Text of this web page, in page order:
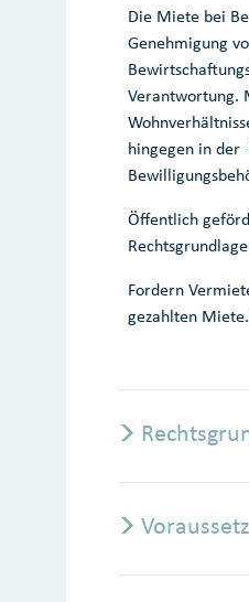
Die Miete bei
Genehmigung
Verantwortung.
hingegen in der
Öffentlich
Fordern
gezahlten